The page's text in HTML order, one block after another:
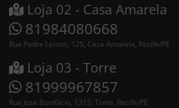
Loja 02 - Casa Amarela
81984080668
Rua Padre Lemos, 125, Casa Amarela, Recife/PE
Loja 03 - Torre
81999967857
Rua José Bonifácio, 1315, Torre, Recife/PE